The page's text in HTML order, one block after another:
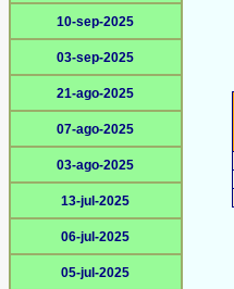
10-sep-2025
03-sep-2025
21-ago-2025
07-ago-2025
03-ago-2025
13-jul-2025
06-jul-2025
05-jul-2025